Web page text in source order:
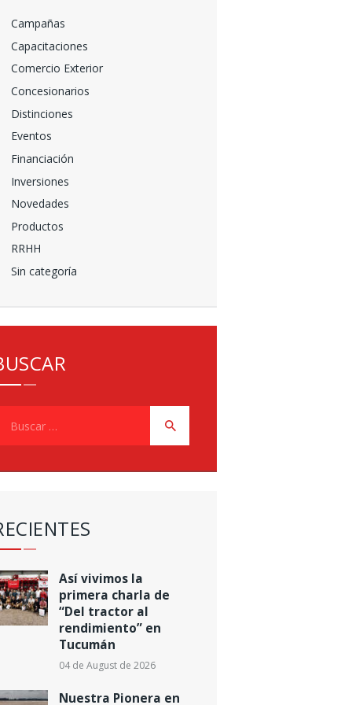
Campañas
Capacitaciones
Comercio Exterior
Concesionarios
Distinciones
Eventos
Financiación
Inversiones
Novedades
Productos
RRHH
Sin categoría
Así vivimos la
primera charla de
“Del tractor al
rendimiento” en
Tucumán
04 de August de 2026
Nuestra Pionera en